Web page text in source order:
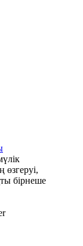
бірнеше